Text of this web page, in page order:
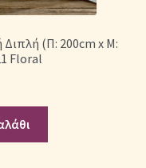
(Π: 200cm x Μ:
Floral